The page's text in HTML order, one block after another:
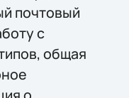
почтовый
с
общая